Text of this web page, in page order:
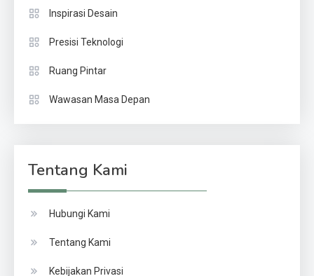
Inspirasi Desain
Presisi Teknologi
Ruang Pintar
Wawasan Masa Depan
Tentang Kami
Hubungi Kami
Tentang Kami
Kebijakan Privasi